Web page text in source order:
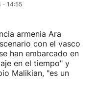
- 14:55
armenia Ara
con el vasco
han embarcado en
en el tiempo" y
Malikian, "es un